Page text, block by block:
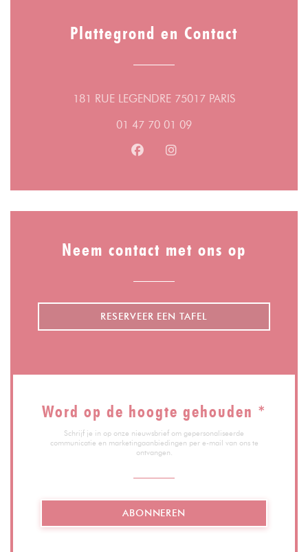
Plattegrond en Contact
181 RUE LEGENDRE 75017 PARIS((opent in een
01 47 70 01 09
Facebook ((opent in een nieuw
Instagram ((opent in een
Neem contact met ons op
RESERVEER EEN TAFEL
Word op de hoogte gehouden *
Schrijf je in op onze nieuwsbrief om gepersonaliseerde
communicatie en marketingaanbiedingen per e-mail van ons te
ontvangen.
ABONNEREN